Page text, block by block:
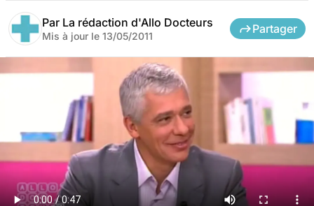
Par La rédaction d'Allo Docteurs
Mis à jour le 13/05/2011
Partager